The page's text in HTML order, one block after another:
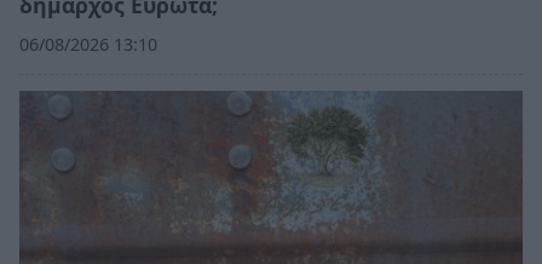
06/08/2026 13:10